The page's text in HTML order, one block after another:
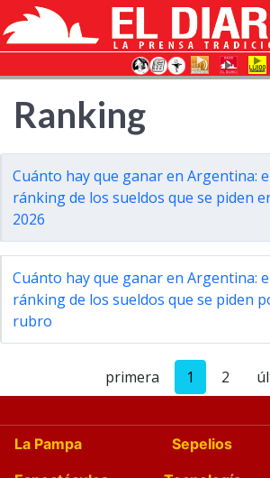
Ranking
Cuánto hay que ganar en Argentina:
ránking de los sueldos que se piden
2026
Cuánto hay que ganar en Argentina:
ránking de los sueldos que se piden
rubro
primera 1 2
La Pampa Sepelios